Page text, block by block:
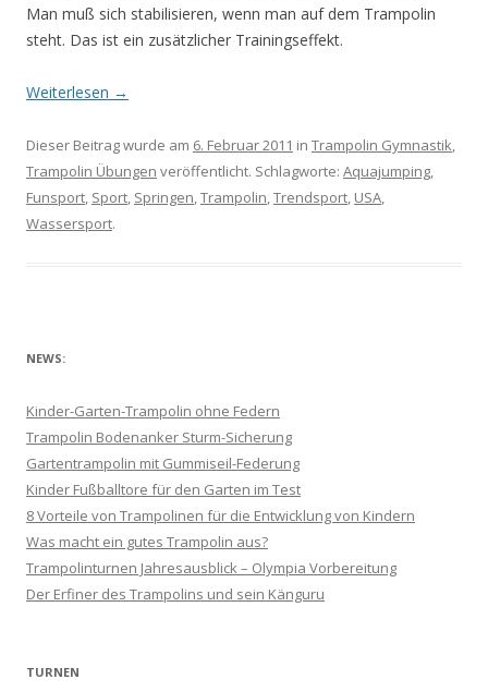
Man muß sich stabilisieren, wenn man auf dem Trampolin
steht. Das ist ein zusätzlicher Trainingseffekt.
Weiterlesen →
Dieser Beitrag wurde am 6. Februar 2011 in Trampolin Gymnastik,
Trampolin Übungen veröffentlicht. Schlagworte: Aquajumping,
Funsport, Sport, Springen,Trampolin,Trendsport, USA,
Wassersport.
NEWS:
Kinder-Garten-Trampolin ohne Federn
Trampolin Bodenanker Sturm-Sicherung
Gartentrampolin mit Gummiseil-Federung
Kinder Fußballtore für den Garten im Test
8 Vorteile von Trampolinen für die Entwicklung von Kindern
Was macht ein gutes Trampolin aus?
Trampolinturnen Jahresausblick – Olympia Vorbereitung
Der Erfiner des Trampolins und sein Känguru
TURNEN